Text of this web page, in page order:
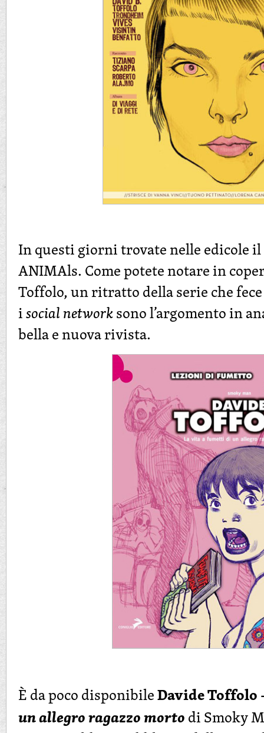
In questi giorni trovate nelle edicole
ANIMAls. Come potete notare in
Toffolo, un ritratto della serie che
isocial networksono l’argomento in
bella e nuova rivista.
È da poco disponibileDavide Toffolo
un allegro ragazzo mortodi Smoky